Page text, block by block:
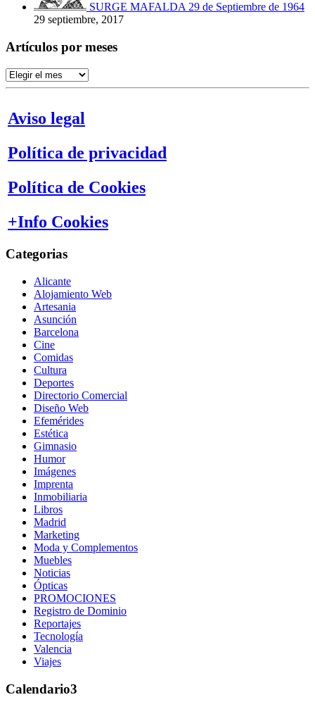
SURGE MAFALDA 29 de Septiembre de 1964
29 septiembre, 2017
Artículos por meses
Artículos
por
Aviso legal
Política de privacidad
Política de Cookies
+Info Cookies
Categorias
Alicante
Alojamiento Web
Artesania
Asunción
Barcelona
Cine
Comidas
Cultura
Deportes
Directorio Comercial
Diseño Web
Efemérides
Estética
Gimnasio
Humor
Imágenes
Imprenta
Inmobiliaria
Libros
Madrid
Marketing
Moda y Complementos
Muebles
Noticias
Ópticas
PROMOCIONES
Registro de Dominio
Reportajes
Tecnología
Valencia
Viajes
Calendario3